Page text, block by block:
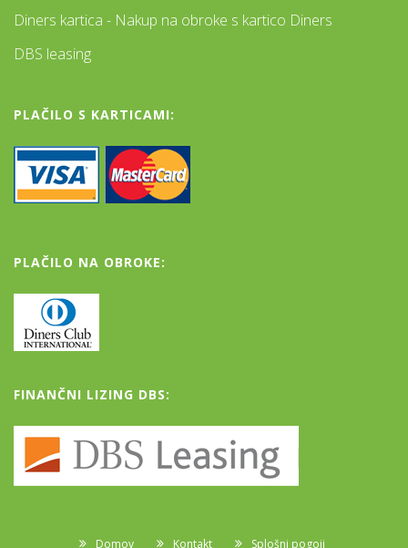
Diners kartica - Nakup na obroke s kartico Diners
DBS leasing
PLAČILO S KARTICAMI:
PLAČILO NA OBROKE:
FINANČNI LIZING DBS:
Domov Kontakt Splošni pogoji